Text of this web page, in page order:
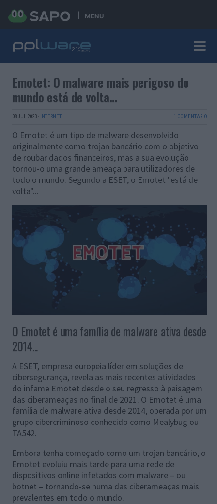
MENU
Emotet: O malware mais perigoso do
mundo está de volta…
08 JUL 2023 · INTERNET 1 COMENTÁRIO
O Emotet é um tipo de malware desenvolvido
originalmente como trojan bancário com o objetivo
de roubar dados financeiros, mas a sua evolução
tornou-o uma grande ameaça para utilizadores de
todo o mundo. Segundo a ESET, o Emotet "está de
volta"...
O Emotet é uma família de malware ativa desde
2014...
A ESET, empresa europeia líder em soluções de
cibersegurança, revela as mais recentes atividades
do infame Emotet desde o seu regresso à paisagem
das ciberameaças no final de 2021. O Emotet é uma
família de malware ativa desde 2014, operada por um
grupo cibercriminoso conhecido como Mealybug ou
TA542.
Embora tenha começado como um trojan bancário, o
Emotet evoluiu mais tarde para uma rede de
dispositivos online infetados com malware – ou
botnet – tornando-se numa das ciberameaças mais
prevalentes em todo o mundo.